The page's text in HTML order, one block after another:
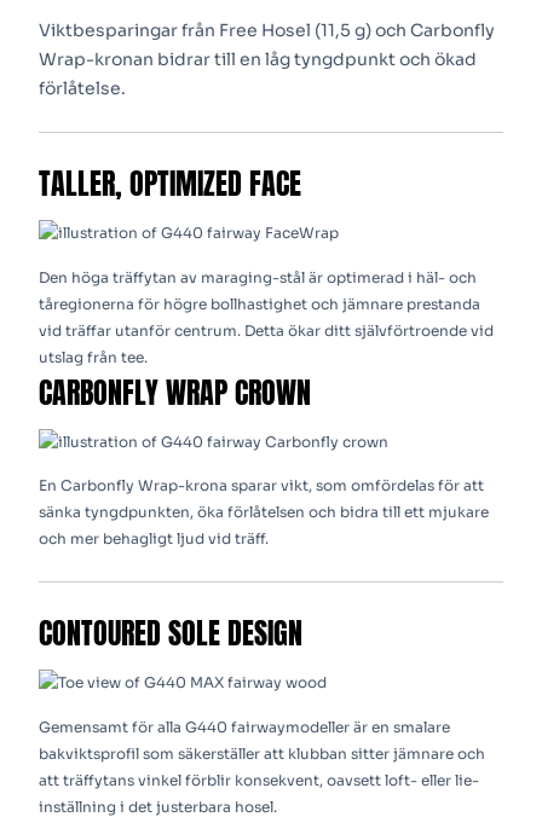
Viktbesparingar från Free Hosel (11,5 g) och Carbonfly
Wrap-kronan bidrar till en låg tyngdpunkt och ökad
förlåtelse.
TALLER, OPTIMIZED FACE
Den höga träffytan av maraging-stål är optimerad i häl- och
tåregionerna för högre bollhastighet och jämnare prestanda
vid träffar utanför centrum. Detta ökar ditt självförtroende vid
utslag från tee.
CARBONFLY WRAP CROWN
En Carbonfly Wrap-krona sparar vikt, som omfördelas för att
sänka tyngdpunkten, öka förlåtelsen och bidra till ett mjukare
och mer behagligt ljud vid träff.
CONTOURED SOLE DESIGN
Gemensamt för alla G440 fairwaymodeller är en smalare
bakviktsprofil som säkerställer att klubban sitter jämnare och
att träffytans vinkel förblir konsekvent, oavsett loft- eller lie-
inställning i det justerbara hosel.